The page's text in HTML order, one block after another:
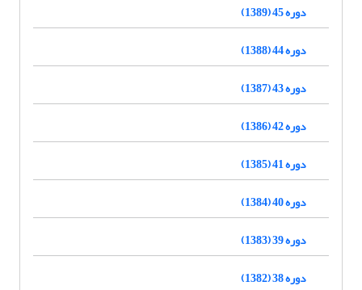
دوره 45 (1389)
دوره 44 (1388)
دوره 43 (1387)
دوره 42 (1386)
دوره 41 (1385)
دوره 40 (1384)
دوره 39 (1383)
دوره 38 (1382)